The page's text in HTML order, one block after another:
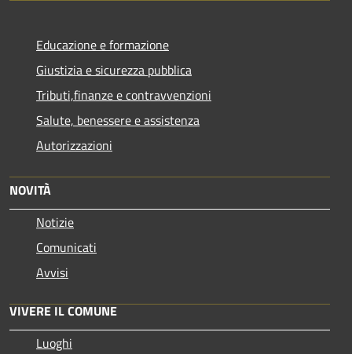
Educazione e formazione
Giustizia e sicurezza pubblica
Tributi,finanze e contravvenzioni
Salute, benessere e assistenza
Autorizzazioni
NOVITÀ
Notizie
Comunicati
Avvisi
VIVERE IL COMUNE
Luoghi